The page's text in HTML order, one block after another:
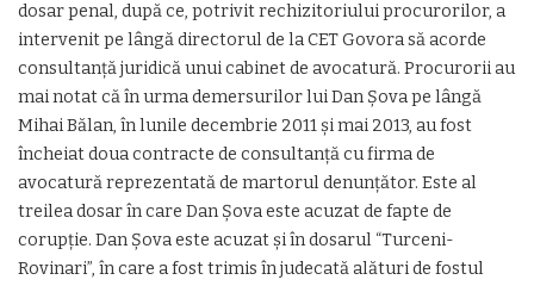
dosar penal, după ce, potrivit rechizitoriului procurorilor, a
intervenit pe lângă directorul de la CET Govora să acorde
consultanță juridică unui cabinet de avocatură. Procurorii au
mai notat că în urma demersurilor lui Dan Şova pe lângă
Mihai Bălan, în lunile decembrie 2011 şi mai 2013, au fost
încheiat doua contracte de consultanţă cu firma de
avocatură reprezentată de martorul denunţător. Este al
treilea dosar în care Dan Şova este acuzat de fapte de
corupţie. Dan Şova este acuzat şi în dosarul “Turceni-
Rovinari”, în care a fost trimis în judecată alături de fostul